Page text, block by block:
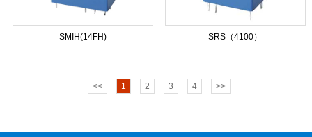
SMIH(14FH) SRS（4100）
<< 1 2 3 4 >>